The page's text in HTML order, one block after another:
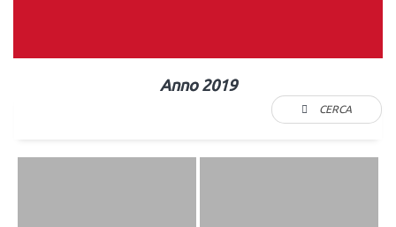
Anno 2019
CERCA